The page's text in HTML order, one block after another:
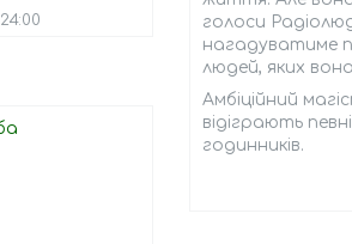
голоси
нагадуватиме
людей, яких
Амбіційний
відіграють
годинників.
24:00